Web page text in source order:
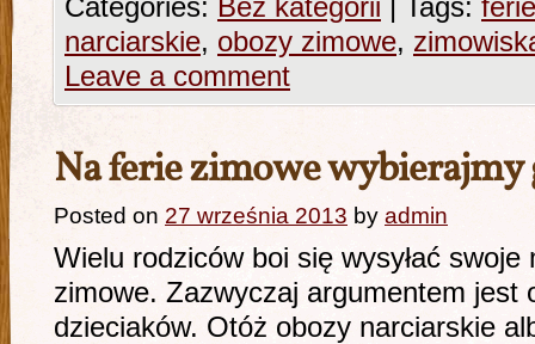
Categories: Bez kategorii | Tags: ferie
narciarskie, obozy zimowe,
Leave a comment
Na ferie zimowe
Posted on 27 września 2013 by admin
Wielu rodziców boi się wysyłać
zimowe. Zazwyczaj argumentem jest
dzieciaków. Otóż obozy narciarskie